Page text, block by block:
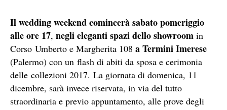
Il wedding weekend comincerà sabato pomeriggio
alle ore 17, negli eleganti spazi dello showroom in
Corso Umberto e Margherita 108 a Termini Imerese
(Palermo) con un flash di abiti da sposa e cerimonia
delle collezioni 2017. La giornata di domenica, 11
dicembre, sarà invece riservata, in via del tutto
straordinaria e previo appuntamento, alle prove degli